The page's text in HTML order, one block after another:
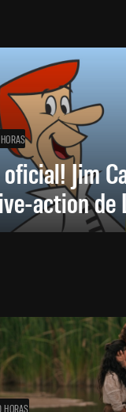
oficial! Jim
action de
HORAS